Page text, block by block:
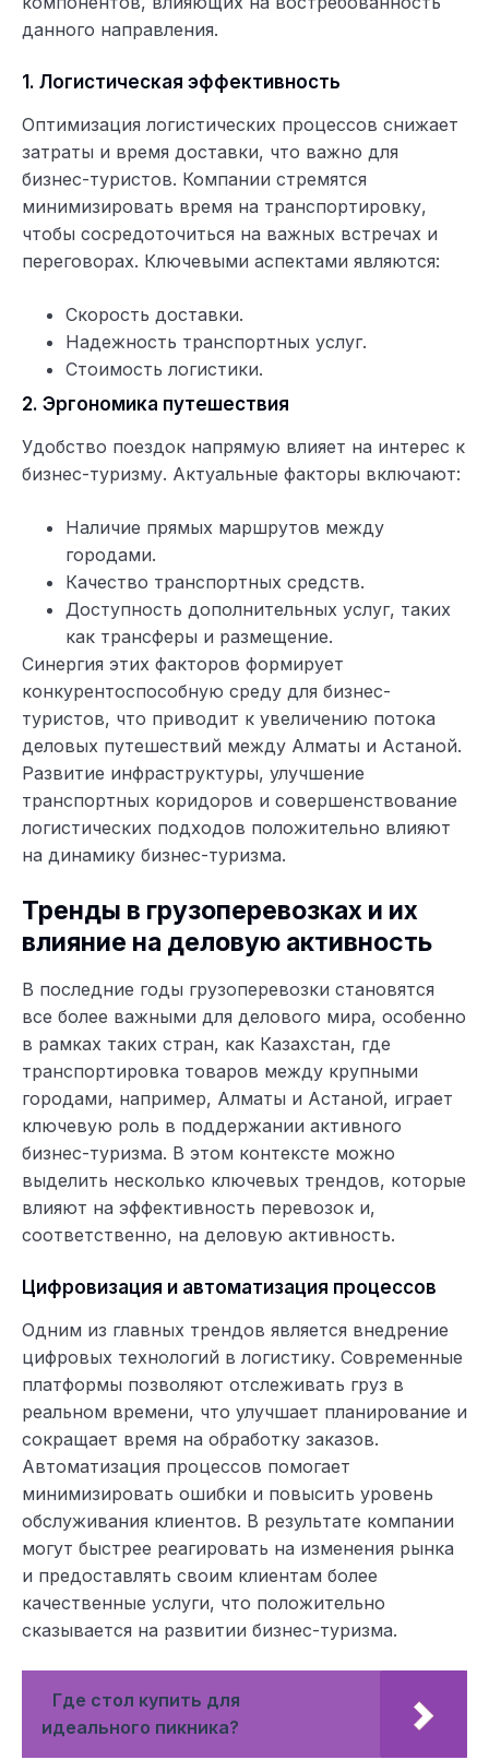
данного направления.
1. Логистическая эффективность
Оптимизация логистических процессов снижает
затраты и время доставки, что важно для
бизнес-туристов. Компании стремятся
минимизировать время на транспортировку,
чтобы сосредоточиться на важных встречах и
переговорах. Ключевыми аспектами являются:
Скорость доставки.
Надежность транспортных услуг.
Стоимость логистики.
2. Эргономика путешествия
Удобство поездок напрямую влияет на интерес к
бизнес-туризму. Актуальные факторы включают:
Наличие прямых маршрутов между
городами.
Качество транспортных средств.
Доступность дополнительных услуг, таких
как трансферы и размещение.
Синергия этих факторов формирует
конкурентоспособную среду для бизнес-
туристов, что приводит к увеличению потока
деловых путешествий между Алматы и Астаной.
Развитие инфраструктуры, улучшение
транспортных коридоров и совершенствование
логистических подходов положительно влияют
на динамику бизнес-туризма.
Тренды в грузоперевозках и их
влияние на деловую активность
В последние годы грузоперевозки становятся
все более важными для делового мира, особенно
в рамках таких стран, как Казахстан, где
транспортировка товаров между крупными
городами, например, Алматы и Астаной, играет
ключевую роль в поддержании активного
бизнес-туризма. В этом контексте можно
выделить несколько ключевых трендов, которые
влияют на эффективность перевозок и,
соответственно, на деловую активность.
Цифровизация и автоматизация процессов
Одним из главных трендов является внедрение
цифровых технологий в логистику. Современные
платформы позволяют отслеживать груз в
реальном времени, что улучшает планирование и
сокращает время на обработку заказов.
Автоматизация процессов помогает
минимизировать ошибки и повысить уровень
обслуживания клиентов. В результате компании
могут быстрее реагировать на изменения рынка
и предоставлять своим клиентам более
качественные услуги, что положительно
сказывается на развитии бизнес-туризма.
Где стол купить для
идеального пикника?